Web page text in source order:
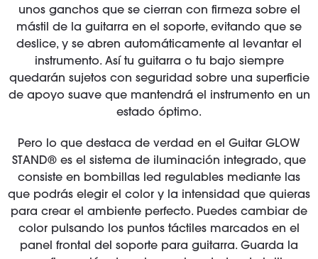
unos ganchos que se cierran con firmeza sobre el
mástil de la guitarra en el soporte, evitando que se
deslice, y se abren automáticamente al levantar el
instrumento. Así tu guitarra o tu bajo siempre
quedarán sujetos con seguridad sobre una superficie
de apoyo suave que mantendrá el instrumento en un
estado óptimo.
Pero lo que destaca de verdad en el Guitar GLOW
STAND® es el sistema de iluminación integrado, que
consiste en bombillas led regulables mediante las
que podrás elegir el color y la intensidad que quieras
para crear el ambiente perfecto. Puedes cambiar de
color pulsando los puntos táctiles marcados en el
panel frontal del soporte para guitarra. Guarda la